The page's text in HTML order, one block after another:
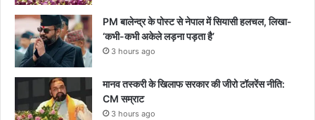
PM बालेन्द्र के पोस्ट से नेपाल में सियासी हलचल, लिखा-
‘कभी-कभी अकेले लड़ना पड़ता है’
3 hours ago
मानव तस्करी के खिलाफ सरकार की जीरो टॉलरेंस नीति:
CM सम्राट
3 hours ago